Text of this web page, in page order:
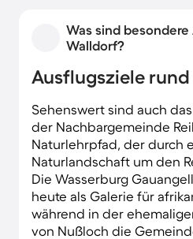
Was sind
Walldorf?
Ausflugsziele
Sehenswert sind auch
der Nachbargemeinde
Naturlehrpfad, der durch
Naturlandschaft um den
Die Wasserburg
heute als Galerie für
während in der
von Nußloch die